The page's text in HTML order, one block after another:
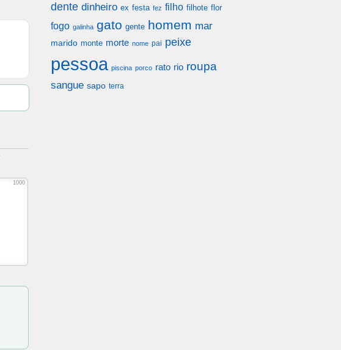
1000
dente dinheiro ex festa fez filho filhote flor
fogo galinha gato gente homem mar
marido monte morte nome pai peixe
pessoa piscina porco rato rio roupa
sangue sapo terra